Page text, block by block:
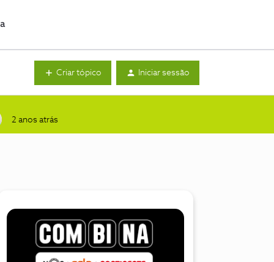
Criar tópico Iniciar sessão
2 anos atrás